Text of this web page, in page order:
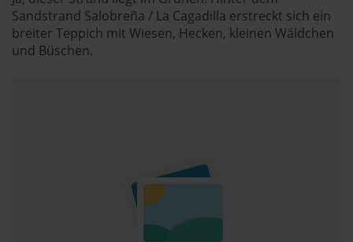
Sandstrand Salobreña / La Cagadilla erstreckt sich ein
breiter Teppich mit Wiesen, Hecken, kleinen Wäldchen
und Büschen.